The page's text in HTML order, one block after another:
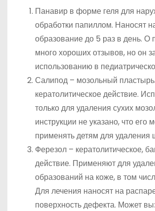
Панавир в форме геля для
обработки папиллом. Наносят
образование до 5 раз в день. О
много хороших отзывов, но он
использованию в
Салипод – мозольный
кератолитическое действие.
только для удаления сухих
инструкции не указано, что его
применять детям для удаления
Ферезол – кератолитическое,
действие. Применяют для
образований на коже, в том
Для лечения наносят на
поверхность дефекта. Может